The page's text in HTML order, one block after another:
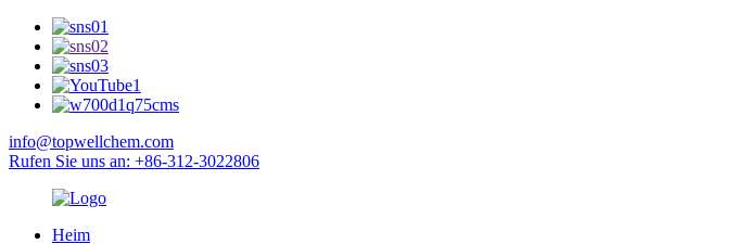
info@topwellchem.com
Rufen Sie uns an: +86-312-3022806
Heim